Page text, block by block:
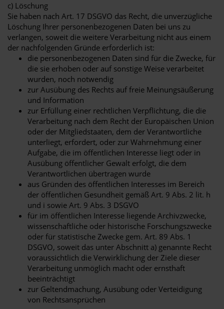
c) Löschung
Sie haben nach Art. 17 DSGVO das Recht, die unverzügliche
Löschung Ihrer personenbezogenen Daten bei uns zu
verlangen, soweit die weitere Verarbeitung nicht aus einem
der nachfolgenden Gründe erforderlich ist:
die personenbezogenen Daten sind für die Zwecke, für
die sie erhoben oder auf sonstige Weise verarbeitet
wurden, noch notwendig
zur Ausübung des Rechts auf freie Meinungsäußerung
und Information
zur Erfüllung einer rechtlichen Verpflichtung, die die
Verarbeitung nach dem Recht der Europäischen Union
oder der Mitgliedstaaten, dem der Verantwortliche
unterliegt, erfordert, oder zur Wahrnehmung einer
Aufgabe, die im öffentlichen Interesse liegt oder in
Ausübung öffentlicher Gewalt erfolgt, die dem
Verantwortlichen übertragen wurde
aus Gründen des öffentlichen Interesses im Bereich
der öffentlichen Gesundheit gemäß Art. 9 Abs. 2 lit. h
und i sowie Art. 9 Abs. 3 DSGVO
für im öffentlichen Interesse liegende Archivzwecke,
wissenschaftliche oder historische Forschungszwecke
oder für statistische Zwecke gem. Art. 89 Abs. 1
DSGVO, soweit das unter Abschnitt a) genannte Recht
voraussichtlich die Verwirklichung der Ziele dieser
Verarbeitung unmöglich macht oder ernsthaft
beeinträchtigt
zur Geltendmachung, Ausübung oder Verteidigung
von Rechtsansprüchen